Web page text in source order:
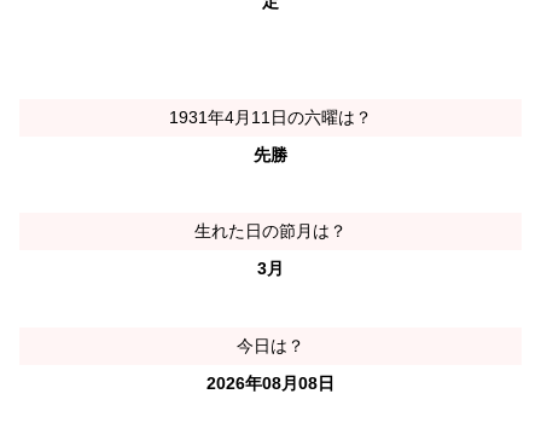
1931年4月11日の六曜は？
先勝
生れた日の節月は？
3月
今日は？
2026年08月08日